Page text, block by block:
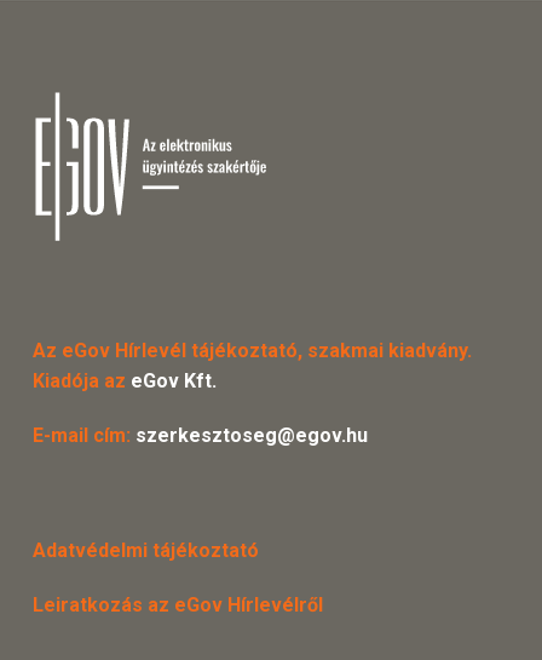
Az eGov Hírlevél tájékoztató, szakmai kiadvány.
Kiadója az eGov Kft.
E-mail cím: szerkesztoseg@egov.hu
Adatvédelmi tájékoztató
Leiratkozás az eGov Hírlevélről